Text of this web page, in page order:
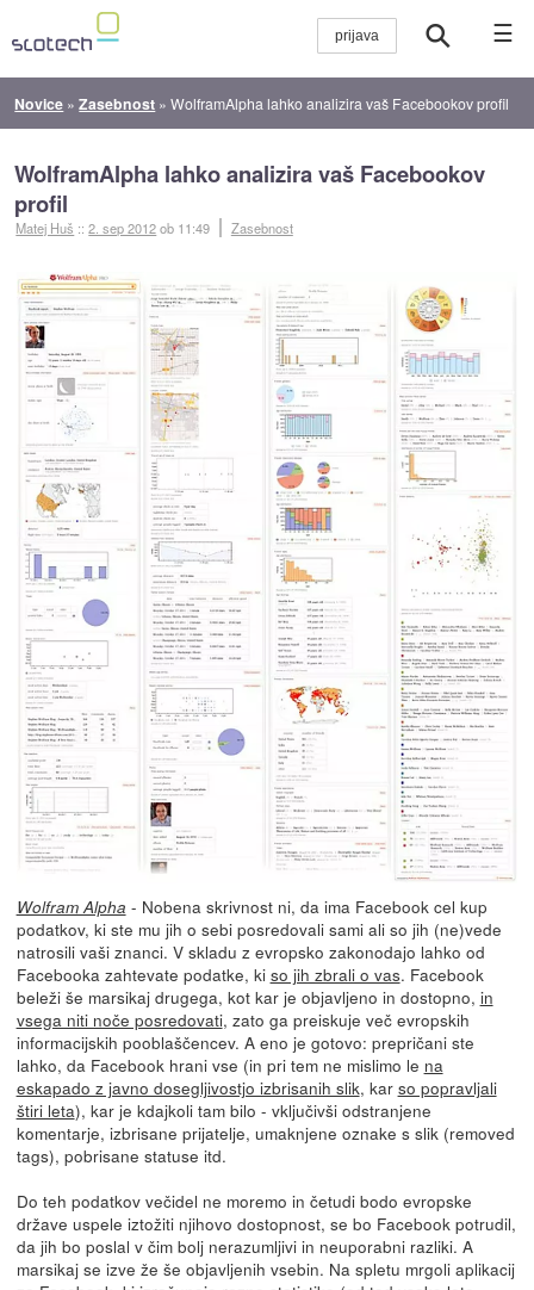
☰
Novice »Zasebnost »WolframAlpha lahko analizira vaš Facebookov profil
WolframAlpha lahko analizira vaš Facebookov
profil
Matej Huš ::2. sep 2012ob 11:49 Zasebnost
Wolfram Alpha - Nobena skrivnost ni, da ima Facebook cel kup
podatkov, ki ste mu jih o sebi posredovali sami ali so jih (ne)vede
natrosili vaši znanci. V skladu z evropsko zakonodajo lahko od
Facebooka zahtevate podatke, ki so jih zbrali o vas. Facebook
beleži še marsikaj drugega, kot kar je objavljeno in dostopno, in
vsega niti noče posredovati, zato ga preiskuje več evropskih
informacijskih pooblaščencev. A eno je gotovo: prepričani ste
lahko, da Facebook hrani vse (in pri tem ne mislimo le na
eskapado z javno dosegljivostjo izbrisanih slik, kar so popravljali
štiri leta), kar je kdajkoli tam bilo - vključivši odstranjene
komentarje, izbrisane prijatelje, umaknjene oznake s slik (removed
tags), pobrisane statuse itd.
Do teh podatkov večidel ne moremo in četudi bodo evropske
države uspele iztožiti njihovo dostopnost, se bo Facebook potrudil,
da jih bo poslal v čim bolj nerazumljivi in neuporabni razliki. A
marsikaj se izve že še objavljenih vsebin. Na spletu mrgoli aplikacij